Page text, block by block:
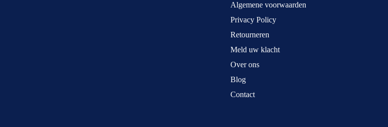
Algemene voorwaarden
Privacy Policy
Retourneren
Meld uw klacht
Over ons
Blog
Contact